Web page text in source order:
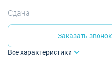
Сдача
Заказать звонок
Все характеристики